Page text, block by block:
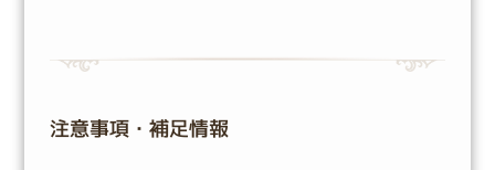
注意事項・補足情報